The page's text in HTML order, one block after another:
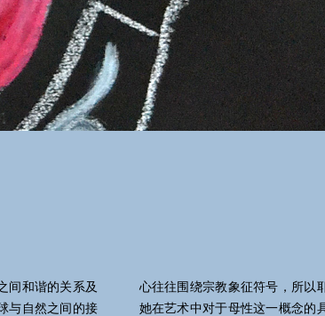
间和谐的关系及
与自然之间的接
母玛丽也自然是
她在艺术中对于母性这一概念的